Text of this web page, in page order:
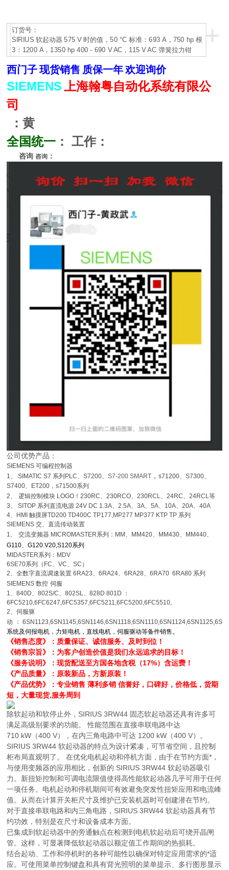
+
订货号：
SIRIUS 软起动器 575 V 时的值，50 °C 标准：693 A，750 hp 根
3：1200 A，1350 hp 400 - 690 V AC，115 V AC 弹簧拉力钳
西门子 现货销售 质保一年 欢迎询价
SIEMENS 上海翰粤自动化系统有限公
司
：黄
全国统一 ： 工作：
咨询 咨询 ：
公司优势产品：
SIEMENS可编程控制器
1、 SIMATIC S7 系列 PLC、S7200、S7-200 SMART ，s71200、S7300、
S7400、
ET200，s71500系列
2、 逻辑控制模块 LOGO ！230RC、230RCO、230RCL、24RC、24RCL等
3、 SITOP 系列直流电源 24V DC 1.3A、2.5A、3A、5A、 10A、20A、40A
4、 HMI触摸屏TD200 TD400C TP177,MP277 MP377 KTP TP 系列
SIEMENS交、直流传动装置
1、 交流变频器 MICROMASTER系列： MM 、 MM420、 MM430、 MM440、
G110、G120.V20,S120系列
MIDASTER系列： MDV
6SE70系列（ FC、VC、SC ）
2、全数字直流调速装置 6RA23、6RA24、6RA28、6RA70 6RA80 系列
SIEMENS数控 伺服
1、840D、802S/C、802SL、828D 801D
：
6FC5210,6FC6247,6FC5357,6FC5211,6FC5200,6FC5510,
2、伺服驱
动
：
系统及伺报电机，力矩电机，直线电机，伺服驱动等备件销售。
《销售态度》：质量保证、诚信服务、及时到位！
《销售宗旨》：为客户创造价值是我们永远追求的目标！
《服务说明》：现货配送至方国各地含税（17%）含运费！
《产品质量》：原装新品，方新原装！
《产品优势》：专业销售 薄利多销 信誉好，口碑好，价格低，货期
短，大量现货,服务周到
除软起动和软停止外，SIRIUS 3RW44 固态软起动器还具有许多可
满足高级别要求的功能。 性能范围在直接串联电路中达
710 kW（400 V），在内三角电路中可达 1200 kW（400 V）。
SIRIUS 3RW44 软起动器的特点为设计紧凑，可节省空间，且控制
柜布局直观明了。 在优化电机起动和停机方面，由于在节约方面*，
与使用变频器的应用相比，创新的 SIRIUS 3RW44 软起动器吸引
力。新扭矩控制和可调电流限值使得高性能软起动器几乎可用于任何
一项任务。电机起动和停机期间可有效避免突发性扭矩应用和电流峰
值。从而在计算开关柜尺寸及维护已安装机器时可创建潜在节约。
对于直接串联电路和内三角电路，SIRIUS 3RW44 软起动器具有节
约功效，特别是在尺寸和设备成本方面。
已集成到软起动器中的旁通触点在检测到电机软起动后可绕开晶闸
管。这样，可显著降低软起动器以额定值工作期间的热损耗。
结合起动、工作和停机时的各种可能性以确保对特定应用需求的*适
应。可使用菜单控制键盘和具有背光照明的菜单提示、多行图形显示